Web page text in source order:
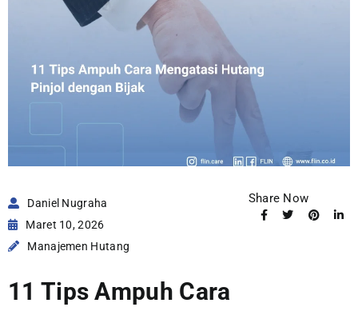
Daniel Nugraha
Maret 10, 2026
Manajemen Hutang
Share Now
11 Tips Ampuh Cara